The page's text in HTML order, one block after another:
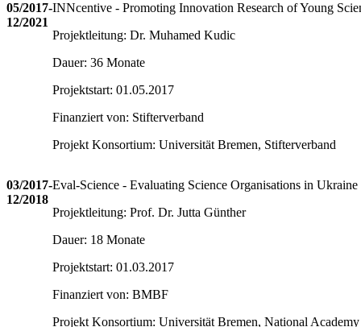
05/2017-
12/2021
INNcentive - Promoting Innovation Research of Young
Projektleitung: Dr. Muhamed Kudic
Dauer: 36 Monate
Projektstart: 01.05.2017
Finanziert von: Stifterverband
Projekt Konsortium: Universität Bremen, Stifterverband
03/2017-
12/2018
Eval-Science - Evaluating Science Organisations in Ukraine
Projektleitung: Prof. Dr. Jutta Günther
Dauer: 18 Monate
Projektstart: 01.03.2017
Finanziert von: BMBF
Projekt Konsortium: Universität Bremen, National